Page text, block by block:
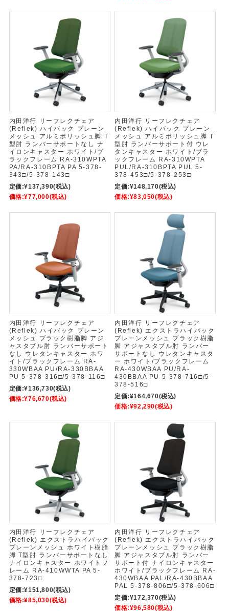
内田洋行 リーフレクチェア
(Reflek) ハイバック プレーン
メッシュ アルミポリッシュ脚 T
型肘 ランバーサポートなし ナ
イロンキャスター ホワイト/ブ
ラックフレーム RA-310WPTA
PA/RA-310BPTA PA 5-378-
343□/5-378-143□
定価:¥137,390(税込)
価格:¥77,000(税込)
内田洋行 リーフレクチェア
(Reflek) ハイバック プレーン
メッシュ アルミポリッシュ脚 T
型肘 ランバーサポート付 ウレ
タンキャスター ホワイト/ブラ
ックフレーム RA-310WPTA
PUL/RA-310BPTA PUL 5-
378-453□/5-378-253□
定価:¥148,170(税込)
価格:¥83,050(税込)
内田洋行 リーフレクチェア
(Reflek) ハイバック プレーン
メッシュ ブラック樹脂脚 アジ
ャスタブル肘 ランバーサポート
なし ウレタンキャスター ホワ
イト/ブラックフレーム RA-
330WBAA PU/RA-330BBAA
PU 5-378-316□/5-378-116□
定価:¥136,730(税込)
価格:¥76,670(税込)
内田洋行 リーフレクチェア
(Reflek) エクストラハイバック
プレーンメッシュ ブラック樹脂
脚 アジャスタブル肘 ランバー
サポートなし ウレタンキャスタ
ー ホワイト/ブラックフレーム
RA-430WBAA PU/RA-
430BBAA PU 5-378-716□/5-
378-516□
定価:¥164,670(税込)
価格:¥92,290(税込)
内田洋行 リーフレクチェア
(Reflek) エクストラハイバック
プレーンメッシュ ホワイト樹脂
脚 T型肘 ランバーサポートなし
ナイロンキャスター ホワイトフ
レーム RA-410WWTA PA 5-
378-723□
定価:¥151,800(税込)
価格:¥85,030(税込)
内田洋行 リーフレクチェア
(Reflek) エクストラハイバック
プレーンメッシュ ブラック樹脂
脚 アジャスタブル肘 ランバー
サポート付 ナイロンキャスター
ホワイト/ブラックフレーム RA-
430WBAA PAL/RA-430BBAA
PAL 5-378-806□/5-378-606□
定価:¥172,370(税込)
価格:¥96,580(税込)